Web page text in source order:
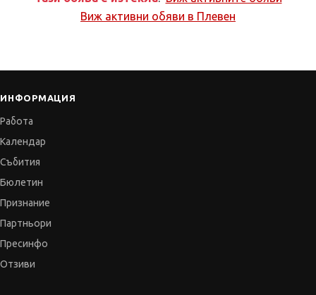
Виж активни обяви в Плевен
ИНФОРМАЦИЯ
Работа
Календар
Събития
Бюлетин
Признание
Партньори
Пресинфо
Отзиви